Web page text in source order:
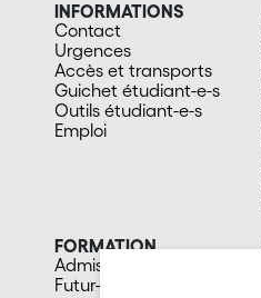
INFORMATIONS
Contact
Urgences
Accès et transports
Guichet étudiant-e-s
Outils étudiant-e-s
Emploi
FORMATION
Admission
Futur-e étudiant-e